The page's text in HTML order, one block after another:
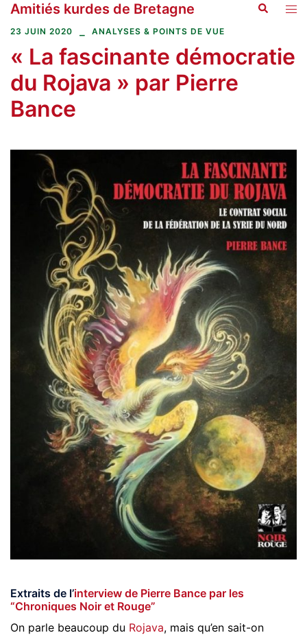
Aller
au
Amitiés kurdes de Bretagne
23 JUIN 2020 ANALYSES & POINTS DE VUE
« La fascinante démocratie
du Rojava » par Pierre
Bance
Extraits de l’interview de Pierre Bance par les
“Chroniques Noir et Rouge”
On parle beaucoup du Rojava, mais qu’en sait-on